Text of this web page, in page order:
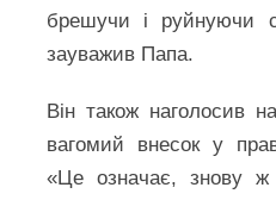
брешучи і руйнуючи
зауважив Папа.
Він також наголосив
вагомий внесок у
«Це означає, знову